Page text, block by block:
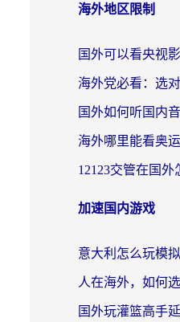
海外地区限制
加速国内游戏